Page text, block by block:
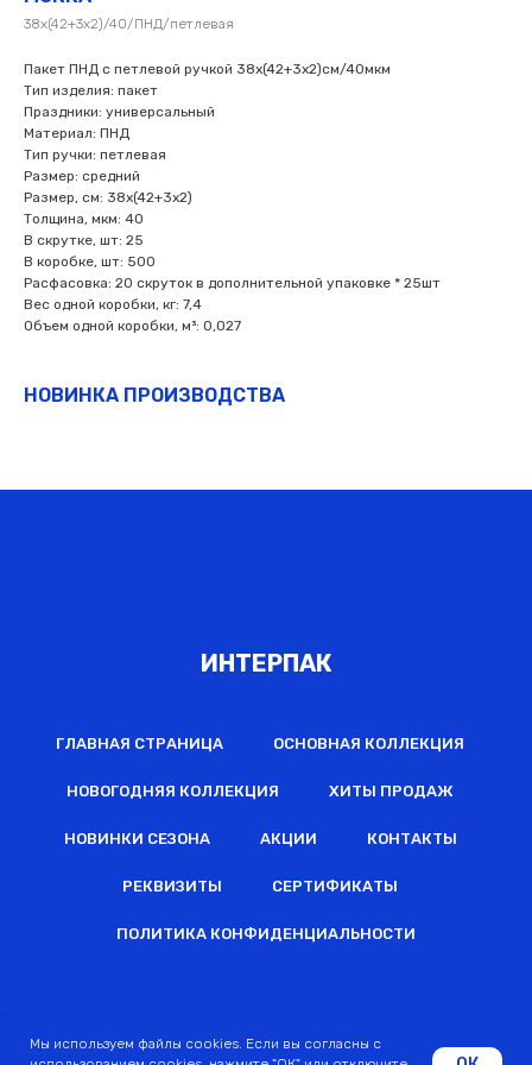
38х(42+3х2)/40/ПНД/петлевая
Пакет ПНД с петлевой ручкой 38х(42+3х2)см/40мкм
Тип изделия: пакет
Праздники: универсальный
Материал: ПНД
Тип ручки: петлевая
Размер: средний
Размер, см: 38х(42+3х2)
Толщина, мкм: 40
В скрутке, шт: 25
В коробке, шт: 500
Расфасовка: 20 скруток в дополнительной упаковке * 25шт
Вес одной коробки, кг: 7,4
Объем одной коробки, м³: 0,027
НОВИНКА ПРОИЗВОДСТВА
ИНТЕРПАК
ГЛАВНАЯ СТРАНИЦА ОСНОВНАЯ КОЛЛЕКЦИЯ
НОВОГОДНЯЯ КОЛЛЕКЦИЯ ХИТЫ ПРОДАЖ
НОВИНКИ СЕЗОНА АКЦИИ КОНТАКТЫ
РЕКВИЗИТЫ СЕРТИФИКАТЫ
ПОЛИТИКА КОНФИДЕНЦИАЛЬНОСТИ
Мы используем файлы cookies. Если вы согласны с